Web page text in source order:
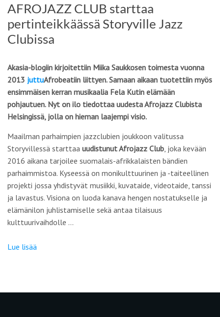
AFROJAZZ CLUB starttaa
pertinteikkäässä Storyville Jazz
Clubissa
Akasia-blogiin kirjoitettiin Miika Saukkosen toimesta vuonna
2013 juttuAfrobeatiin liittyen. Samaan aikaan tuotettiin myös
ensimmäisen kerran musikaalia Fela Kutin elämään
pohjautuen. Nyt on ilo tiedottaa uudesta Afrojazz Clubista
Helsingissä, jolla on hieman laajempi visio.
Maailman parhaimpien jazzclubien joukkoon valitussa
Storyvillessä starttaa uudistunut Afrojazz Club, joka kevään
2016 aikana tarjoilee suomalais-afrikkalaisten bändien
parhaimmistoa. Kyseessä on monikulttuurinen ja -taiteellinen
projekti jossa yhdistyvät musiikki, kuvataide, videotaide, tanssi
ja lavastus. Visiona on luoda kanava hengen nostatukselle ja
elämänilon juhlistamiselle sekä antaa tilaisuus
kulttuurivaihdolle …
Lue lisää